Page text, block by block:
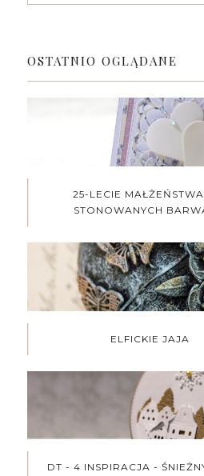
OSTATNIO OGLĄDANE
25-LECIE
STONOWANYCH
ELFICKIE JAJA
DT - 4 INSPIRACJA -